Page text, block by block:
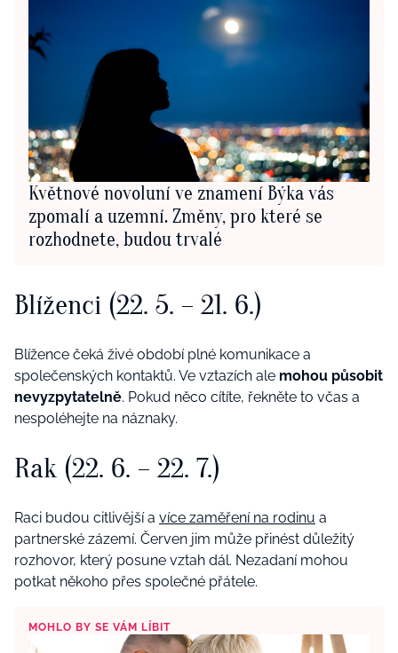
Květnové novoluní ve znamení Býka vás
zpomalí a uzemní. Změny, pro které se
rozhodnete, budou trvalé
Blíženci (22. 5. – 21. 6.)
Blížence čeká živé období plné komunikace a
společenských kontaktů. Ve vztazích ale mohou působit
nevyzpytatelně. Pokud něco cítíte, řekněte to včas a
nespoléhejte na náznaky.
Rak (22. 6. – 22. 7.)
Raci budou citlivější a více zaměření na rodinu a
partnerské zázemí. Červen jim může přinést důležitý
rozhovor, který posune vztah dál. Nezadaní mohou
potkat někoho přes společné přátele.
MOHLO BY SE VÁM LÍBIT